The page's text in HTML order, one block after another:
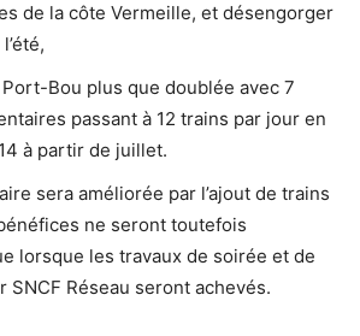
de la côte Vermeille, et désengorger
Bou plus que doublée avec 7
passant à 12 trains par jour en
à partir de juillet.
sera améliorée par l’ajout de trains
ne seront toutefois
lorsque les travaux de soirée et de
SNCF Réseau seront achevés.